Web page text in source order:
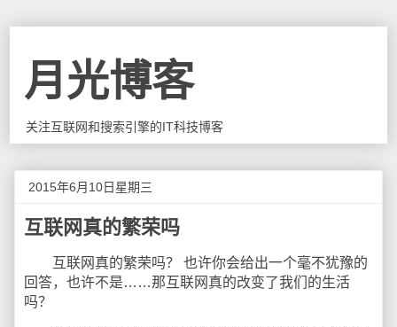
月光博客
关注互联网和搜索引擎的IT科技博客
2015年6月10日星期三
互联网真的繁荣吗
互联网真的繁荣吗？ 也许你会给出一个毫不犹豫的
回答，也许不是……那互联网真的改变了我们的生活
吗？